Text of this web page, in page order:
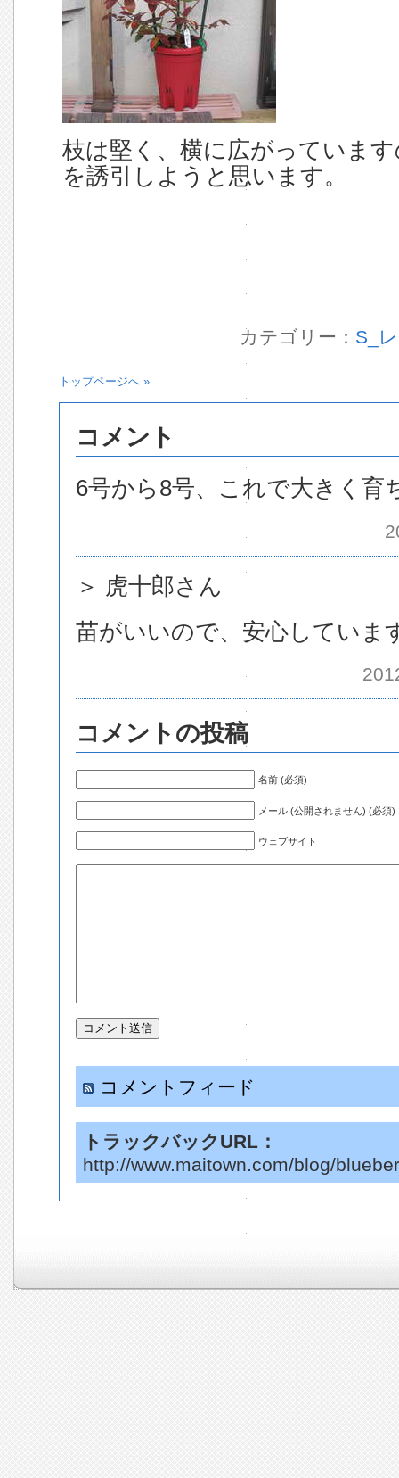
枝は堅く、横に広がっていま
を誘引しようと思います。
カテゴリー： S_
トップページへ »
コメント
6号から8号、これで大きく
＞ 虎十郎さん
苗がいいので、安心していま
コメントの投稿
名前 (必須)
メール (公開されません) (必須)
ウェブサイト
コメントフィード
トラックバックURL：
http://www.maitown.com/blog/